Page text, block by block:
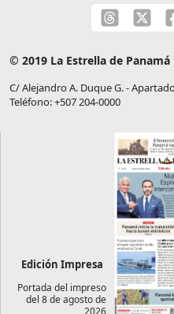
© 2019 La Estrella de Panamá
C/ Alejandro A. Duque G. -
Teléfono: +507 204-0000
Edición Impresa
Portada del impreso
del 8 de agosto de
2026